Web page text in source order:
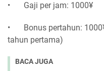
• Gaji per jam: 1000¥
•
Bonus pertahun:
tahun pertama)
BACA JUGA